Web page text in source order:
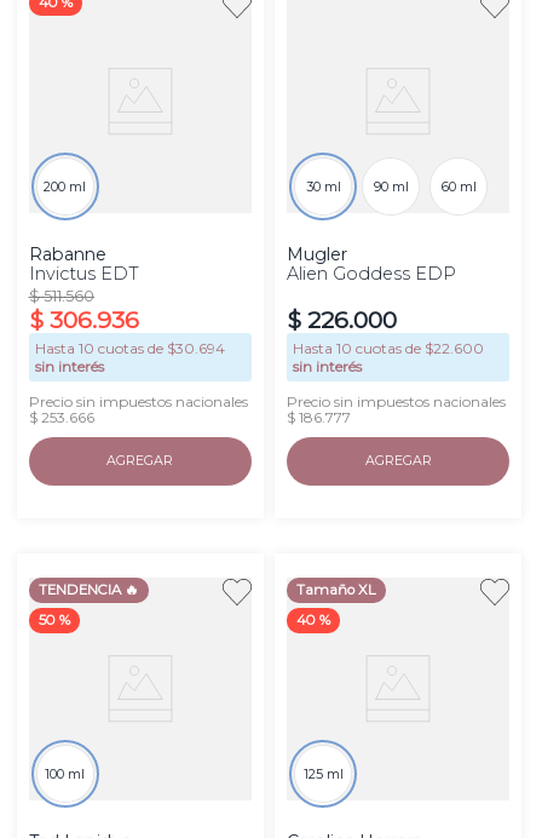
200 ml
Rabanne
Invictus EDT
$ 511.560
$ 306.936
Hasta 10 cuotas de $30.694
sin interés
Precio sin impuestos nacionales
$ 253.666
AGREGAR
30 ml 90 ml 60 ml
Mugler
Alien Goddess EDP
$ 226.000
Hasta10 cuotas de $22.600
sin interés
Precio sin impuestos nacionales
$ 186.777
AGREGAR
TENDENCIA 🔥
50 %
100 ml
Tamaño XL
40 %
125 ml